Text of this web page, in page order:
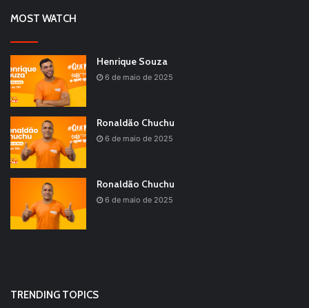
MOST WATCH
Henrique Souza
6 de maio de 2025
Ronaldão Chuchu
6 de maio de 2025
Ronaldão Chuchu
6 de maio de 2025
TRENDING TOPICS